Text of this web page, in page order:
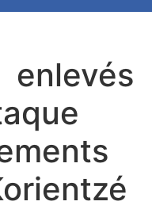
enlevés